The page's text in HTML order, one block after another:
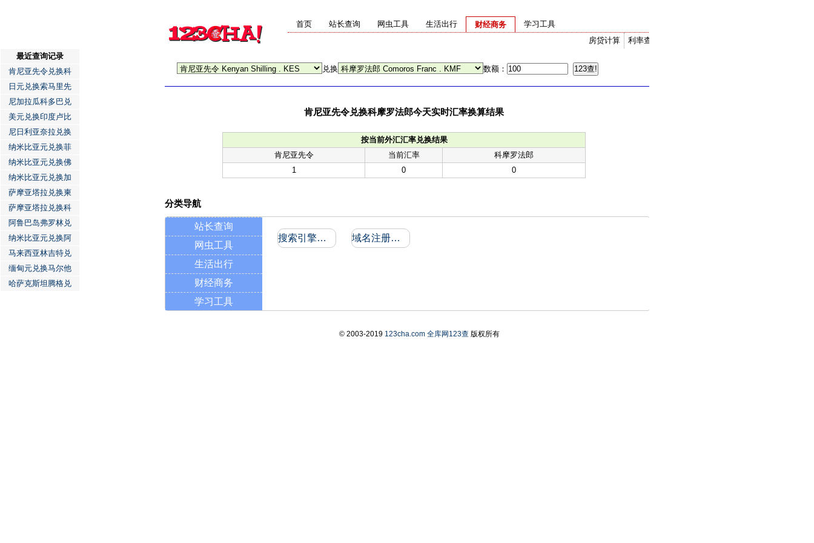
首页 站长查询 网虫工具 生活出行
财经商务
利率查询
房贷计算
学习工具
兑换 数额：
肯尼亚先令兑换科摩罗法郎今天实时汇率换算结果
按当前外汇汇率兑换结果
肯尼亚先令
当前汇率
科摩罗法郎
1
0 0
最近查询记录
肯尼亚先令兑换科
日元兑换索马里先
尼加拉瓜科多巴兑
美元兑换印度卢比
尼日利亚奈拉兑换
纳米比亚元兑换菲
纳米比亚元兑换佛
纳米比亚元兑换加
萨摩亚塔拉兑换柬
萨摩亚塔拉兑换科
阿鲁巴岛弗罗林兑
纳米比亚元兑换阿
马来西亚林吉特兑
缅甸元兑换马尔他
哈萨克斯坦腾格兑
分类导航
站长查询
网虫工具
生活出行
财经商务
学习工具
搜索引擎收录和反向链接 域名注册信息
© 2003-2019 123cha.com 全库网123查版权所有